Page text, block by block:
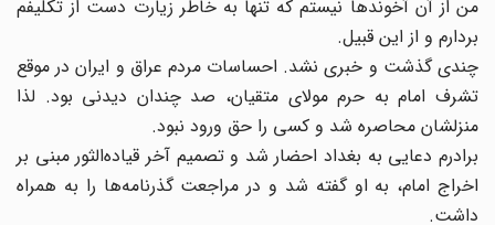
من از آن آخوندها نیستم که تنها به خاطر زیارت دست از تکلیفم
بردارم و از این قبیل.
چندی گذشت و خبری نشد. احساسات مردم عراق و ایران در موقع
تشرف امام به حرم مولای متقیان، صد چندان دیدنی بود. لذا
منزلشان محاصره شد و کسی را حق ورود نبود.
برادرم دعایی به بغداد احضار شد و تصمیم آخر قیاده‌الثور مبنی بر
اخراج امام، به او گفته شد و در مراجعت گذرنامه‌ها را به همراه
داشت.